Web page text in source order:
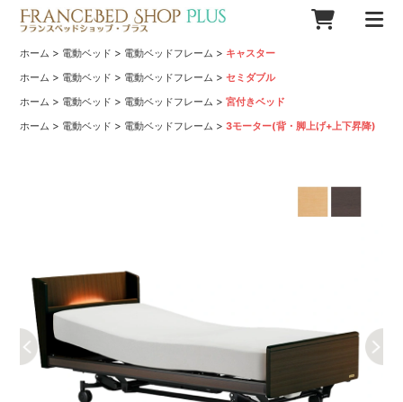
ホーム > 電動ベッド > 電動ベッドフレーム > キャスター
ホーム > 電動ベッド > 電動ベッドフレーム >セミダブル
ホーム > 電動ベッド > 電動ベッドフレーム >宮付きベッド
ホーム > 電動ベッド > 電動ベッドフレーム >3モーター(背・脚上げ+上下昇降)